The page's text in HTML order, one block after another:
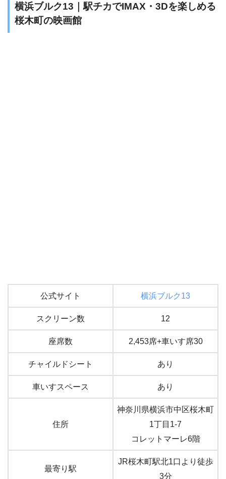
横浜ブルク13｜駅チカでIMAX・3Dを楽しめる
桜木町の映画館
公式サイト 横浜ブルク13
スクリーン数 12
座席数 2,453席+車いす席30
チャイルドシート あり
車いすスペース あり
住所
神奈川県横浜市中区桜木町
1丁目1-7
コレットマーレ6階
最寄り駅
JR桜木町駅北1口より徒歩
3分